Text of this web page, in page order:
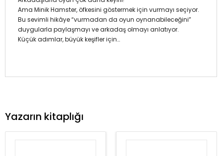
Ama Minik Hamster, öfkesini göstermek için vurmayı seçiyor.
Bu sevimli hikâye “vurmadan da oyun oynanabileceğini”
duygularla paylaşmayı ve arkadaş olmayı anlatıyor.
Küçük adımlar, büyük keşifler için…
Yazarın kitaplığı